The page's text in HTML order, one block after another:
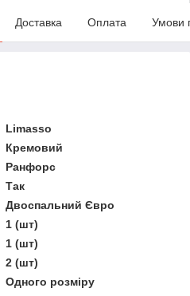
Доставка Оплата Умови
Limasso
Кремовий
Ранфорс
Так
Двоспальний Євро
1 (шт)
1 (шт)
2 (шт)
Одного розміру